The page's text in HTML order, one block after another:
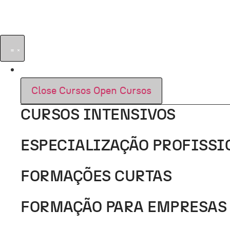
o
conteúdo
Close Cursos Open Cursos
CURSOS INTENSIVOS
ESPECIALIZAÇÃO
FORMAÇÕES CURTAS
FORMAÇÃO PARA EMPRESAS